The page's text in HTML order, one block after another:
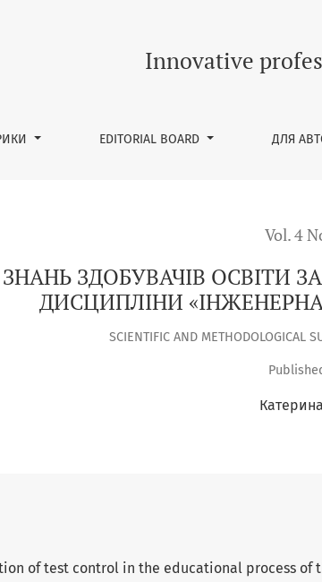
ОСВІТИ ЗА ДОПОМОГОЮ ТЕСТУВАННЯ
Innovative
EDITORIAL BOARD ДЛЯ
language is:
Vol. 4
ЗДОБУВАЧІВ ОСВІТИ
ДИСЦИПЛІНИ
SCIENTIFIC AND METHODOLOGICAL
of test control in the educational process of